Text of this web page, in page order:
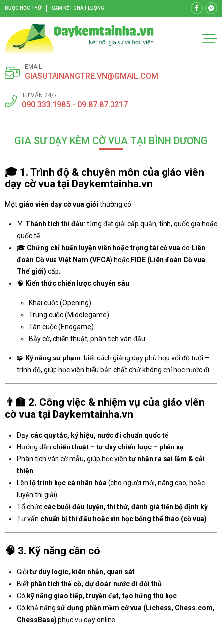
ĐƯỢC HỌC THỬ CAM KẾT CHẤT LƯỢNG
EMAIL
GIASUTAINANGTRE.VN@GMAIL.COM
TƯ VẤN 24/7
090.333.1985 - 09.87.87.0217
GIA SƯ DẠY KÈM CỜ VUA TẠI BÌNH DƯƠNG
🎓 1. Trình độ & chuyên môn của giáo viên
dạy cờ vua tại Daykemtainha.vn
Một giáo viên dạy cờ vua giỏi thường có:
🏅 Thành tích thi đấu: từng đạt giải cấp quận, tỉnh, quốc gia hoặc
quốc tế.
🎓 Chứng chỉ huấn luyện viên hoặc trọng tài cờ vua do Liên
đoàn Cờ vua Việt Nam (VFCA) hoặc FIDE (Liên đoàn Cờ vua
Thế giới) cấp.
🧠 Kiến thức chiến lược chuyên sâu:
Khai cuộc (Opening)
Trung cuộc (Middlegame)
Tàn cuộc (Endgame)
Bẫy cờ, chiến thuật, phân tích ván đấu
🧩 Kỹ năng sư phạm: biết cách giảng dạy phù hợp với độ tuổi –
trình độ, giúp học viên hiểu bản chất chứ không chỉ học nước đi.
👨‍🏫 2. Công việc & nhiệm vụ của giáo viên
cờ vua tại Daykemtainha.vn
Dạy các quy tắc, ký hiệu, nước đi chuẩn quốc tế
Hướng dẫn chiến thuật – tư duy chiến lược – phản xạ
Phân tích ván cờ mẫu, giúp học viên tự nhận ra sai lầm & cải
thiện
Lên lộ trình học cá nhân hóa (cho người mới, nâng cao, hoặc
luyện thi giải)
Tổ chức các buổi đấu luyện, thi thử, đánh giá tiến bộ định kỳ
Tư vấn chuẩn bị thi đấu hoặc xin học bổng thể thao (cờ vua)
🧠 3. Kỹ năng cần có
Giỏi tư duy logic, kiên nhẫn, quan sát
Biết phân tích thế cờ, dự đoán nước đi đối thủ
Có kỹ năng giao tiếp, truyền đạt, tạo hứng thú học
Có khả năng sử dụng phần mềm cờ vua (Lichess, Chess.com,
ChessBase) phục vụ dạy online